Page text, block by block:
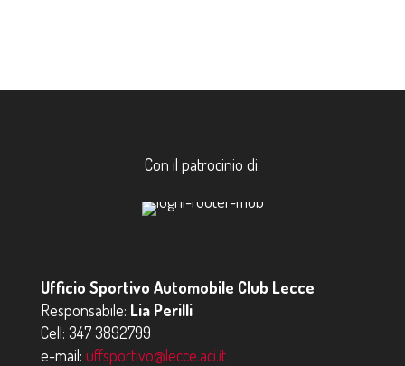
Con il patrocinio di:
Ufficio Sportivo Automobile Club Lecce
Responsabile: Lia Perilli
Cell: 347 3892799
e-mail: uffsportivo@lecce.aci.it